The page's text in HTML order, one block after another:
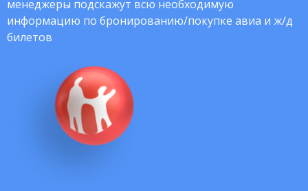
менеджеры подскажут всю необходимую
информацию по бронированию/покупке авиа и ж/д
билетов